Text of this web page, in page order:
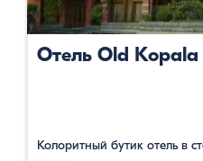
Отель Old Kopala
Колоритный бутик отель в